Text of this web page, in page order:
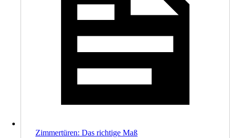
Zimmertüren: Das richtige Maß